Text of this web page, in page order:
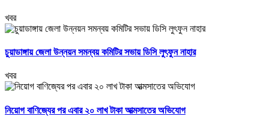
খবর
চুয়াডাঙ্গায় জেলা উন্নয়ন সমন্বয় কমিটির সভায় ডিসি লুৎফুন নাহার
খবর
নিয়োগ বাণিজ্যের পর এবার ২০ লাখ টাকা আত্মসাতের অভিযোগ